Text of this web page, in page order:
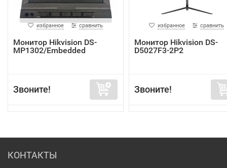
избранное сравнить
Монитор Hikvision DS-
MP1302/Embedded
Звоните!
избранное сравнить
Монитор Hikvision DS-
D5027F3-2P2
Звоните!
КОНТАКТЫ